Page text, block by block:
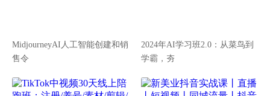
MidjourneyAI人工智能创建和销
售令
2024年AI学习班2.0：从菜鸟到
学霸，夯